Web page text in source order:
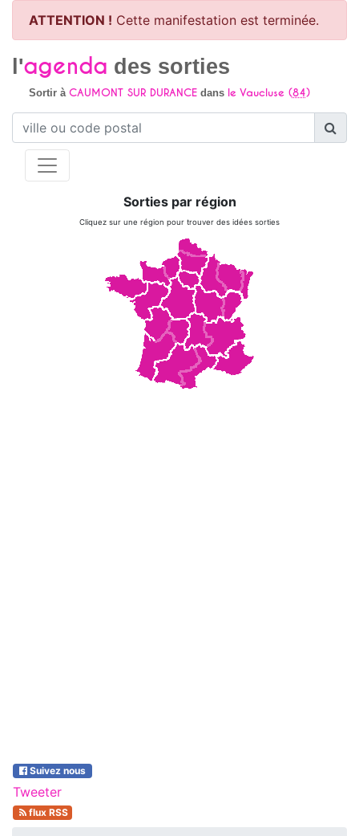
ATTENTION ! Cette manifestation est terminée.
l'agenda des sorties
Sortir à CAUMONT SUR DURANCEdans le Vaucluse (84)
Sorties par région
Cliquez sur une région pour trouver des idées sorties
Suivez nous
Tweeter
flux RSS